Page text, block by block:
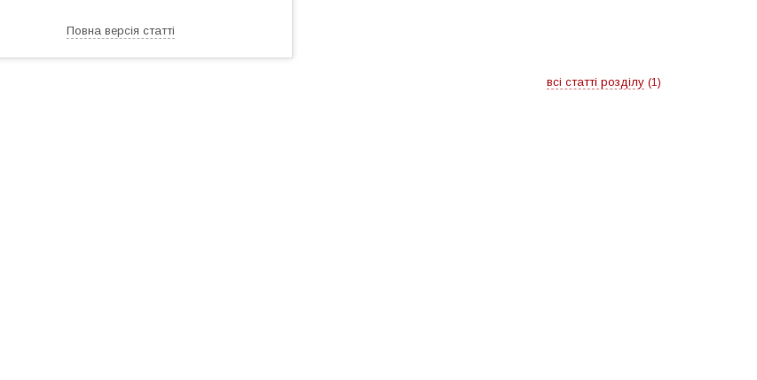
Повна версія статті
всі статті розділу 1